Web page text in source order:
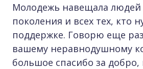
Молодежь навещала людей
поколения и всех тех, кто
поддержке. Говорю еще
вашему неравнодушному
большое спасибо за